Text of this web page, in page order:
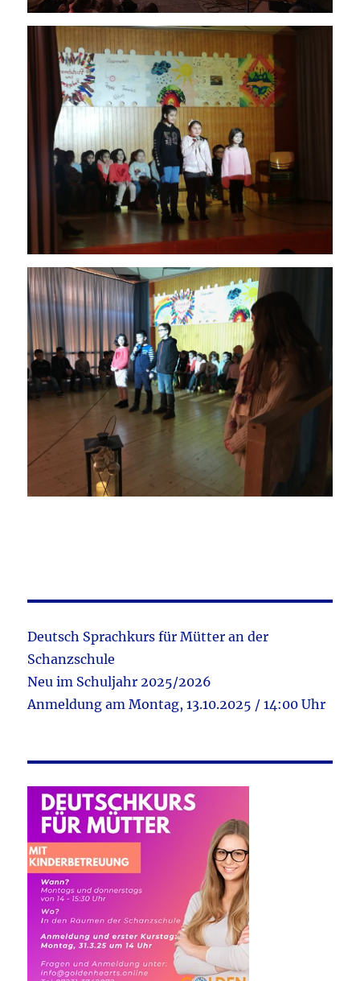
Deutsch Sprachkurs für Mütter an der
Schanzschule
Neu im Schuljahr 2025/2026
Anmeldung am Montag, 13.10.2025 / 14:00 Uhr